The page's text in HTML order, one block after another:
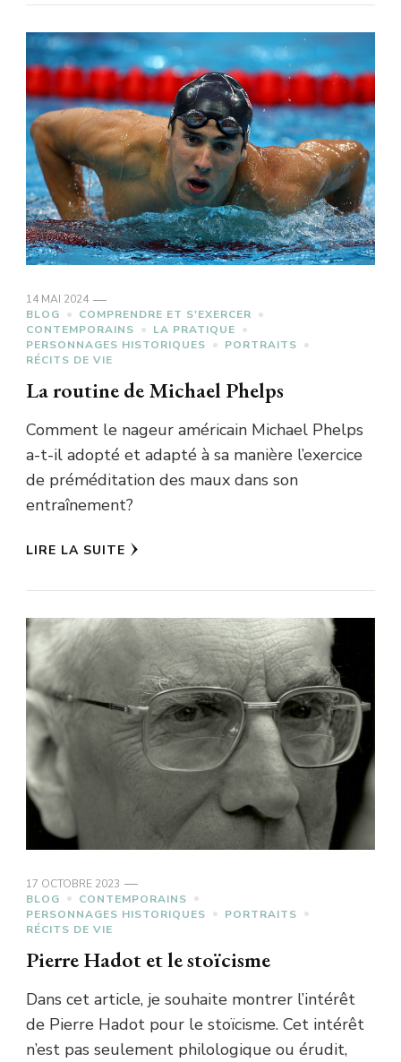
14 MAI 2024
BLOG
COMPRENDRE ET S'EXERCER
CONTEMPORAINS
LA PRATIQUE
PERSONNAGES HISTORIQUES
PORTRAITS
RÉCITS DE VIE
La routine de Michael Phelps
Comment le nageur américain Michael Phelps
a-t-il adopté et adapté à sa manière l’exercice
de préméditation des maux dans son
entraînement?
LIRE LA SUITE
17 OCTOBRE 2023
BLOG
CONTEMPORAINS
PERSONNAGES HISTORIQUES
PORTRAITS
RÉCITS DE VIE
Pierre Hadot et le stoïcisme
Dans cet article, je souhaite montrer l’intérêt
de Pierre Hadot pour le stoïcisme. Cet intérêt
n’est pas seulement philologique ou érudit,